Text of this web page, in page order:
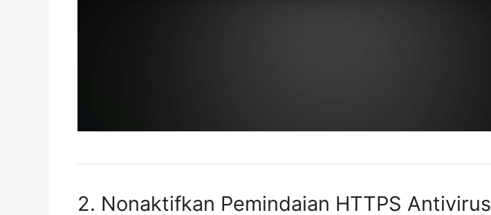
2. Nonaktifkan Pemindaian HTTPS Antivirus